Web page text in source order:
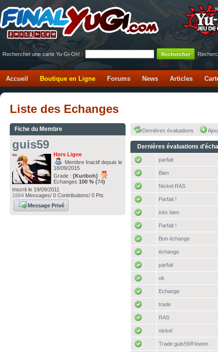
Rechercher une carte Yu-Gi-Oh! :
Accueil Boutique en Ligne Forums News Articles
Liste des Echanges
Fiche du Membre
guis59
Hors Ligne
Membre Inactif depuis le
18/09/2015
Grade : [Kuriboh]
Echanges 100 % (74)
Inscrit le 19/09/2011
1664 Messages/ 0 Contributions/ 0 Pts
Message Privé
Dernières évaluations
Dernières évaluations
parfait
Bien
Nickel RAS
Parfait !
très bien
Parfait !
Bon échange
échange
parfait
ok
Echange
trade
RAS
nickel
Trade guis59/Flownn